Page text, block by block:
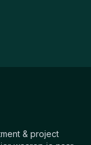
& project